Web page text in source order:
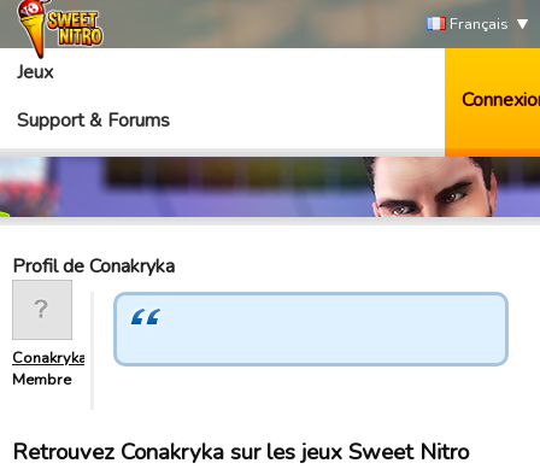
Français
Jeux
Support & Forums
Profil de Conakryka
Conakryka
Membre
Retrouvez Conakryka sur les jeux Sweet Nitro